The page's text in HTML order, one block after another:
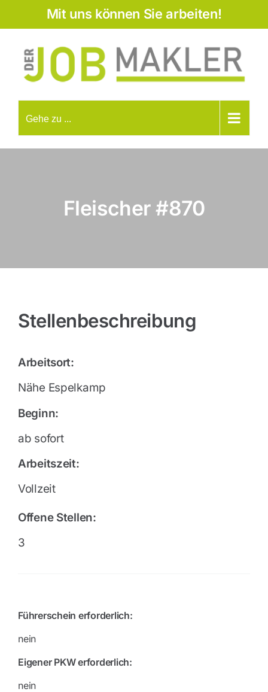
Mit uns können Sie arbeiten!
Gehe zu ...
Fleischer#870
Stellenbeschreibung
Arbeitsort:
Nähe Espelkamp
Beginn:
ab sofort
Arbeitszeit:
Vollzeit
Offene Stellen:
3
Führerschein erforderlich:
nein
Eigener PKW erforderlich:
nein